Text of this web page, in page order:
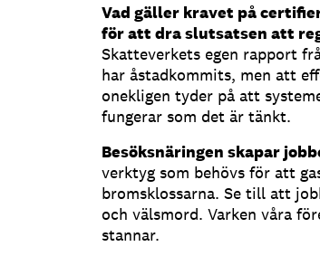
Vad gäller kravet på
för att dra slutsatsen att
Skatteverkets egen rapport
har åstadkommits, men att
onekligen tyder på att
fungerar som det är tänkt.
Besöksnäringen skapar
verktyg som behövs för att
bromsklossarna. Se till att
och välsmord. Varken våra
stannar.